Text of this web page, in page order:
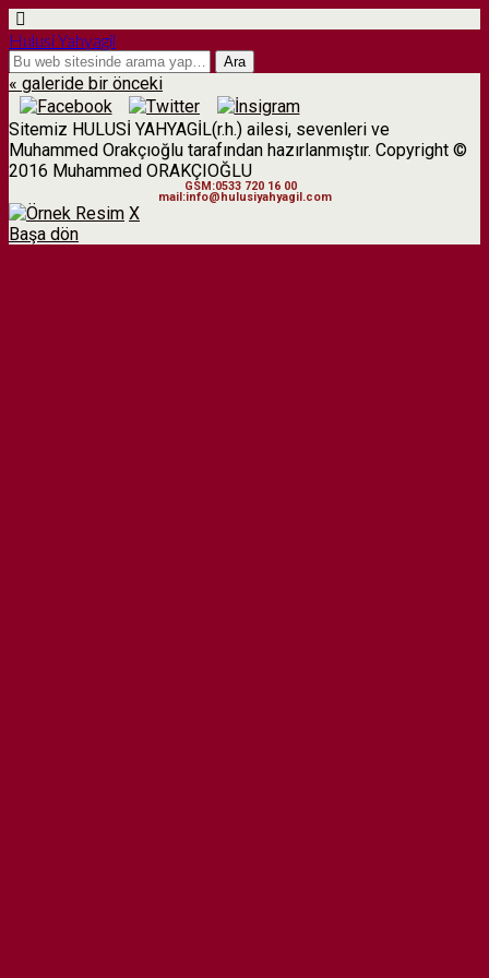
Hulusi Yahyagil
« galeride bir önceki
Sitemiz HULUSİ YAHYAGİL(r.h.) ailesi, sevenleri ve
Muhammed Orakçıoğlu tarafından hazırlanmıştır. Copyright ©
2016 Muhammed ORAKÇIOĞLU
GSM:0533 720 16 00
mail:info@hulusiyahyagil.com
X
Başa dön